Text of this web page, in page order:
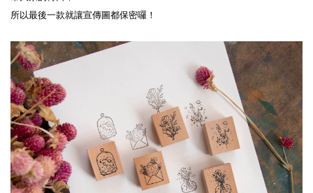
所以最後一款就讓宣傳圖都保密囉！